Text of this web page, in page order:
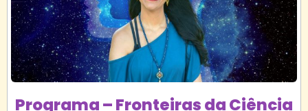
Programa – Fronteiras da Ciência